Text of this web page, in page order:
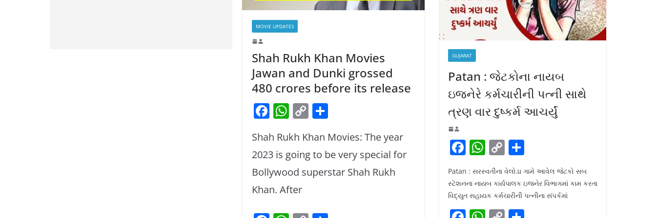
MOVIE UPDATES
Shah Rukh Khan Movies
Jawan and Dunki grossed
480 crores before its release
F
c
e
b
o
W
at
s
A
p
C
p
y
Li
ar
e
Shah Rukh Khan Movies: The year
2023 is going to be very special for
Bollywood superstar Shah Rukh
Khan. After
GUJARAT
Patan : જેટકોના નાયબ
ઇજનેરે કર્મચારીની પત્ની સાથે
ત્રણ વાર દુષ્કર્મ આચર્યું
F
c
e
b
W
h
at
s
A
C
o
p
y
Li
h
ar
e
Patan : સરસ્વતીના વેલોડા ગામે આવેલ જેટકો સબ
સ્ટેશનના નાયબ કાર્યપાલક ઇજનેર વિભાગમાં કામ કરતા
વિદ્યુત સહાયક કર્મચારીની પત્નીના સંપર્કમાં